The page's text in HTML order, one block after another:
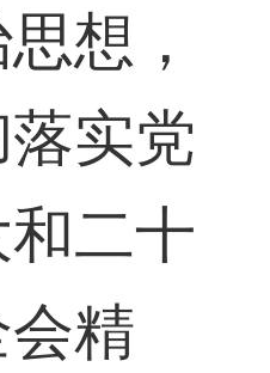
想，
实党
二十
精